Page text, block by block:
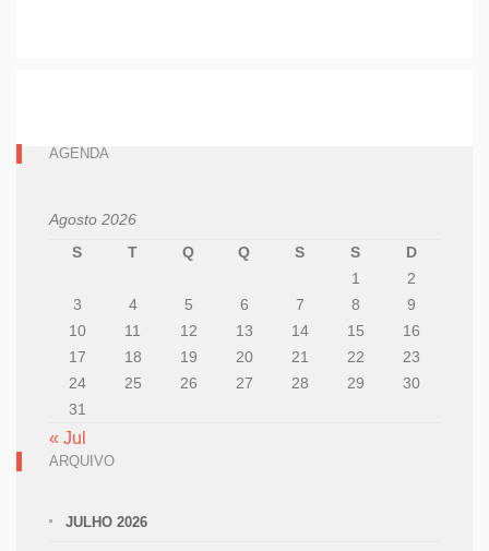
AGENDA
Agosto 2026
S
T Q Q S S
D
1
2
3
4 5 6 7 8
9
10
11 12 13 14 15
16
17
18 19 20 21 22
23
24
25 26 27 28 29
30
31
« Jul
ARQUIVO
JULHO 2026